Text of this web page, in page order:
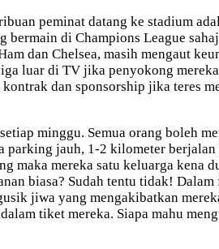
peminat datang ke stadium
di Champions League
dan Chelsea, masih mengaut
luar di TV jika penyokong
dan sponsorship jika teres
minggu. Semua orang boleh
parking jauh, 1-2 kilometer
maka mereka satu keluarga kena
biasa? Sudah tentu tidak!
jiwa yang mengakibatkan
tiket mereka. Siapa mahu